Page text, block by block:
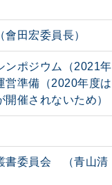
田宏委員長）
ンポジウム（2021年
営準備（2020年度は
開催されないため）
書委員会 （青山清